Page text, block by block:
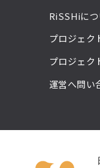
RiSSHiに
プロジェク
プロジェク
運営へ問い